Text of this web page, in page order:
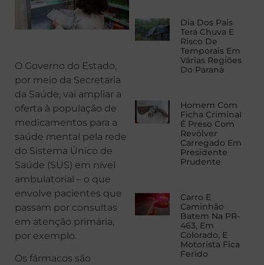
O Governo do Estado,
por meio da Secretaria
da Saúde, vai ampliar a
oferta à população de
medicamentos para a
saúde mental pela rede
do Sistema Único de
Saúde (SUS) em nível
ambulatorial – o que
envolve pacientes que
passam por consultas
em atenção primária,
por exemplo.
Os fármacos são
Dia Dos Pais
Terá Chuva E
Risco De
Temporais Em
Várias Regiões
Do Paraná
Homem Com
Ficha Criminal
É Preso Com
Revólver
Carregado Em
Presidente
Prudente
Carro E
Caminhão
Batem Na PR-
463, Em
Colorado, E
Motorista Fica
Ferido